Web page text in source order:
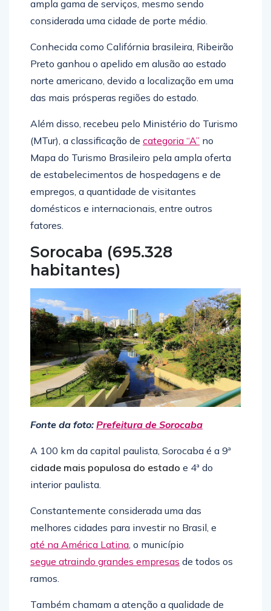
ampla gama de serviços, mesmo sendo
considerada uma cidade de porte médio.
Conhecida como Califórnia brasileira, Ribeirão
Preto ganhou o apelido em alusão ao estado
norte americano, devido a localização em uma
das mais prósperas regiões do estado.
Além disso, recebeu pelo Ministério do Turismo
(MTur), a classificação de categoria “A” no
Mapa do Turismo Brasileiro pela ampla oferta
de estabelecimentos de hospedagens e de
empregos, a quantidade de visitantes
domésticos e internacionais, entre outros
fatores.
Sorocaba (695.328
habitantes)
Fonte da foto: Prefeitura de Sorocaba
A 100 km da capital paulista, Sorocaba é a 9ª
cidade mais populosa do estado e 4ª do
interior paulista.
Constantemente considerada uma das
melhores cidades para investir no Brasil, e
até na América Latina , o município
segue atraindo grandes empresas de todos os
ramos.
Também chamam a atenção a qualidade de